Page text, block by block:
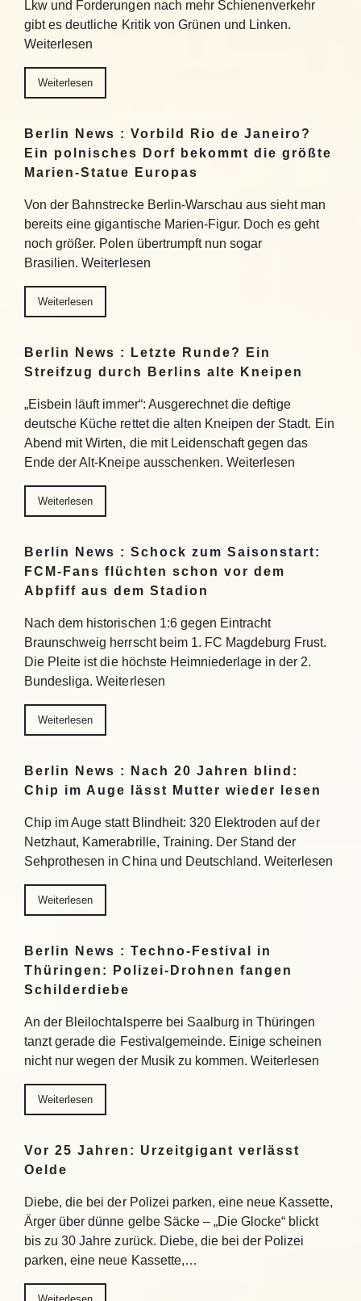
Lkw und Forderungen nach mehr Schienenverkehr
gibt es deutliche Kritik von Grünen und Linken.
Weiterlesen
Weiterlesen
Berlin News : Vorbild Rio de Janeiro?
Ein polnisches Dorf bekommt die größte
Marien-Statue Europas
Von der Bahnstrecke Berlin-Warschau aus sieht man
bereits eine gigantische Marien-Figur. Doch es geht
noch größer. Polen übertrumpft nun sogar
Brasilien. Weiterlesen
Weiterlesen
Berlin News : Letzte Runde? Ein
Streifzug durch Berlins alte Kneipen
„Eisbein läuft immer“: Ausgerechnet die deftige
deutsche Küche rettet die alten Kneipen der Stadt. Ein
Abend mit Wirten, die mit Leidenschaft gegen das
Ende der Alt-Kneipe ausschenken. Weiterlesen
Weiterlesen
Berlin News : Schock zum Saisonstart:
FCM-Fans flüchten schon vor dem
Abpfiff aus dem Stadion
Nach dem historischen 1:6 gegen Eintracht
Braunschweig herrscht beim 1. FC Magdeburg Frust.
Die Pleite ist die höchste Heimniederlage in der 2.
Bundesliga. Weiterlesen
Weiterlesen
Berlin News : Nach 20 Jahren blind:
Chip im Auge lässt Mutter wieder lesen
Chip im Auge statt Blindheit: 320 Elektroden auf der
Netzhaut, Kamerabrille, Training. Der Stand der
Sehprothesen in China und Deutschland. Weiterlesen
Weiterlesen
Berlin News : Techno-Festival in
Thüringen: Polizei-Drohnen fangen
Schilderdiebe
An der Bleilochtalsperre bei Saalburg in Thüringen
tanzt gerade die Festivalgemeinde. Einige scheinen
nicht nur wegen der Musik zu kommen. Weiterlesen
Weiterlesen
Vor 25 Jahren: Urzeitgigant verlässt
Oelde
Diebe, die bei der Polizei parken, eine neue Kassette,
Ärger über dünne gelbe Säcke – „Die Glocke“ blickt
bis zu 30 Jahre zurück. Diebe, die bei der Polizei
parken, eine neue Kassette,…